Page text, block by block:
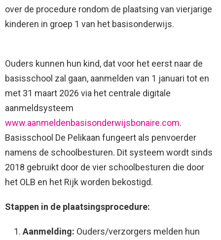
over de procedure rondom de plaatsing van vierjarige
kinderen in groep 1 van het basisonderwijs.
Ouders kunnen hun kind, dat voor het eerst naar de
basisschool zal gaan, aanmelden van 1 januari tot en
met 31 maart 2026 via het centrale digitale
aanmeldsysteem
www.aanmeldenbasisonderwijsbonaire.com.
Basisschool De Pelikaan fungeert als penvoerder
namens de schoolbesturen. Dit systeem wordt sinds
2018 gebruikt door de vier schoolbesturen die door
het OLB en het Rijk worden bekostigd.
Stappen in de plaatsingsprocedure:
Aanmelding: Ouders/verzorgers melden hun